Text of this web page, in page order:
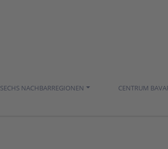
SECHS NACHBARREGIONEN CENTRUM